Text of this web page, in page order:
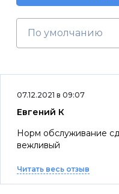
По умолчанию
07.12.2021 в 09:07
Евгений К
Норм обслуживание
вежливый
Читать весь отзыв